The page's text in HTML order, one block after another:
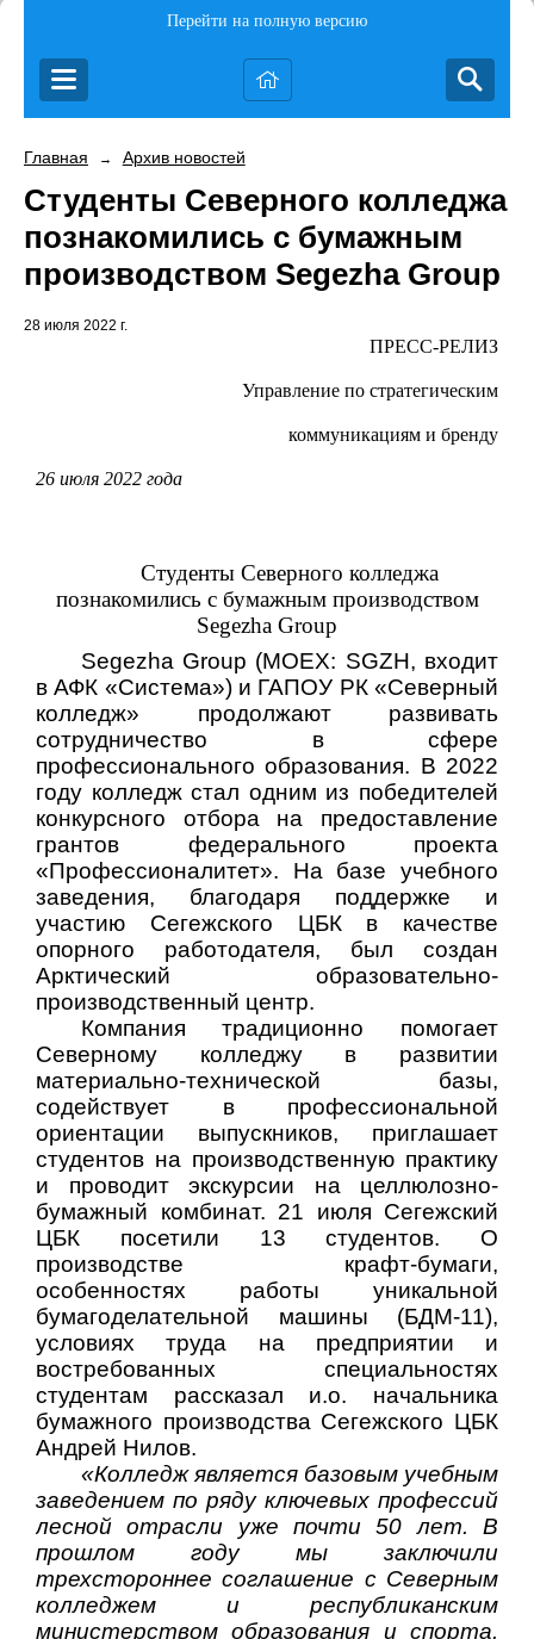
Перейти на полную версию
Главная → Архив новостей
Студенты Северного колледжа
познакомились с бумажным
производством Segezha Group
28 июля 2022 г.
ПРЕСС-РЕЛИЗ
Управление по стратегическим
коммуникациям и бренду
26 июля 2022 года
Студенты Северного колледжа
познакомились с бумажным производством
Segezha Group
Segezha Group (MOEX: SGZH, входит
в АФК «Система») и ГАПОУ РК «Северный
колледж» продолжают развивать
сотрудничество в сфере
профессионального образования. В 2022
году колледж стал одним из победителей
конкурсного отбора на предоставление
грантов федерального проекта
«Профессионалитет». На базе учебного
заведения, благодаря поддержке и
участию Сегежского ЦБК в качестве
опорного работодателя, был создан
Арктический образовательно-
производственный центр.
Компания традиционно помогает
Северному колледжу в развитии
материально-технической базы,
содействует в профессиональной
ориентации выпускников, приглашает
студентов на производственную практику
и проводит экскурсии на целлюлозно-
бумажный комбинат. 21 июля Сегежский
ЦБК посетили 13 студентов.
О
производстве крафт-бумаги,
особенностях работы уникальной
бумагоделательной машины (БДМ-11),
условиях труда на предприятии и
востребованных специальностях
студентам рассказал и.о. начальника
бумажного производства Сегежского ЦБК
Андрей Нилов.
«Колледж является базовым учебным
заведением по ряду ключевых профессий
лесной отрасли уже почти 50 лет. В
прошлом году мы заключили
трехстороннее соглашение с Северным
колледжем и республиканским
министерством образования и спорта.